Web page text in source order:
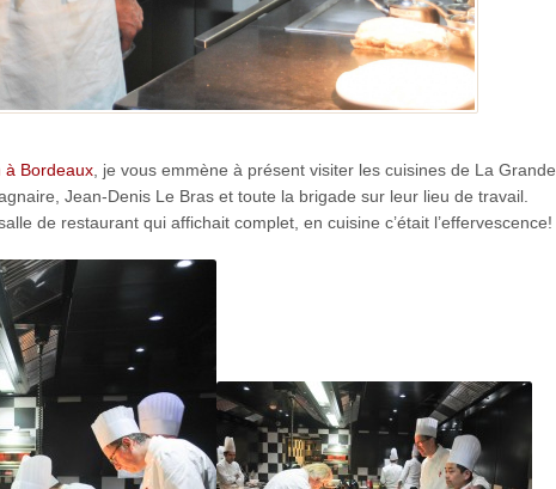
à Bordeaux, je vous emmène à présent visiter les cuisines de La Grande
Jean-Denis Le Bras et toute la brigade sur leur lieu de travail.
de restaurant qui affichait complet, en cuisine c’était l’effervescence!